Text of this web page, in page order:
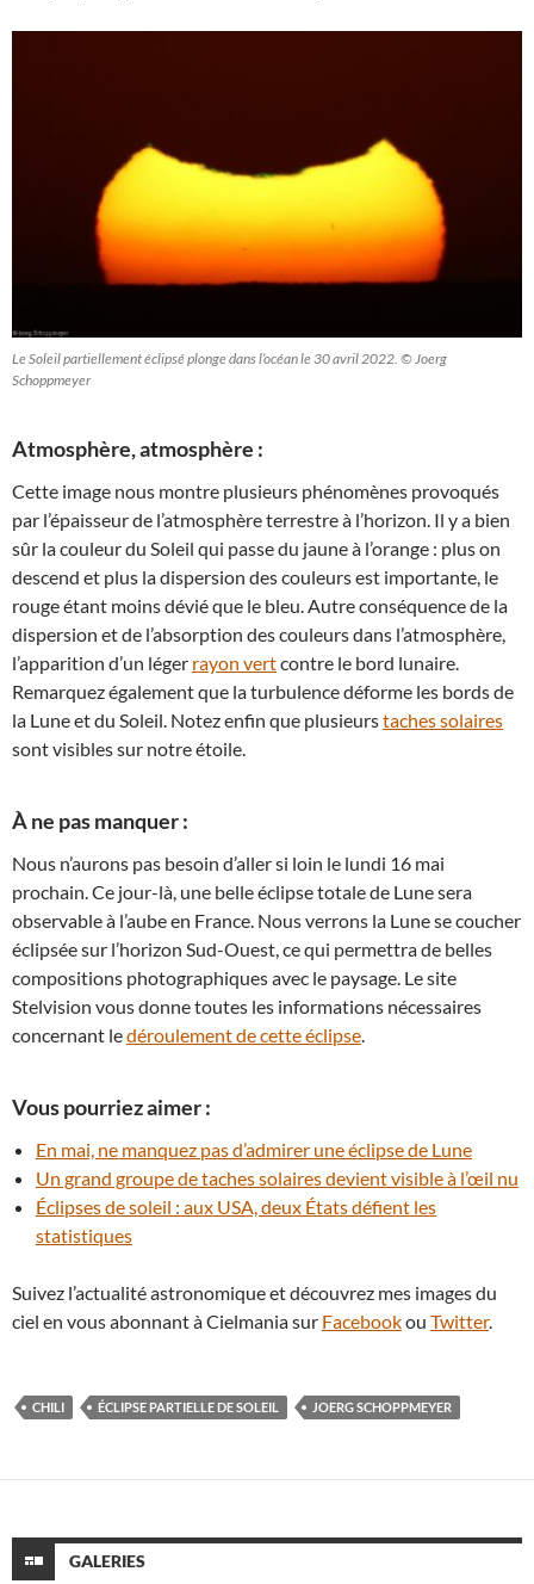
Le Soleil partiellement éclipsé plonge dans l’océan le 30 avril 2022. © Joerg
Schoppmeyer
Atmosphère, atmosphère :
Cette image nous montre plusieurs phénomènes provoqués
par l’épaisseur de l’atmosphère terrestre à l’horizon. Il y a bien
sûr la couleur du Soleil qui passe du jaune à l’orange : plus on
descend et plus la dispersion des couleurs est importante, le
rouge étant moins dévié que le bleu. Autre conséquence de la
dispersion et de l’absorption des couleurs dans l’atmosphère,
l’apparition d’un léger rayon vertcontre le bord lunaire.
Remarquez également que la turbulence déforme les bords de
la Lune et du Soleil. Notez enfin que plusieurstaches solaires
sont visibles sur notre étoile.
À ne pas manquer :
Nous n’aurons pas besoin d’aller si loin le lundi 16 mai
prochain. Ce jour-là, une belle éclipse totale de Lune sera
observable à l’aube en France. Nous verrons la Lune se coucher
éclipsée sur l’horizon Sud-Ouest, ce qui permettra de belles
compositions photographiques avec le paysage. Le site
Stelvision vous donne toutes les informations nécessaires
concernant ledéroulement de cette éclipse
Vous pourriez aimer :
En mai, ne manquez pas d’admirer une éclipse de Lune
Un grand groupe de taches solaires devient visible à l’œil nu
Éclipses de soleil : aux USA, deux États défient les
statistiques
Suivez l’actualité astronomique et découvrez mes images du
ciel en vous abonnant à Cielmania sur Facebookou Twitter.
CHILI ÉCLIPSE PARTIELLE DE SOLEIL JOERG SCHOPPMEYER
GALERIES